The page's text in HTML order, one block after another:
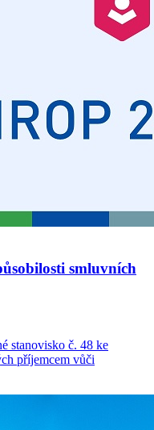
smluvních
stanovisko č. 48 ke
příjemcem vůči